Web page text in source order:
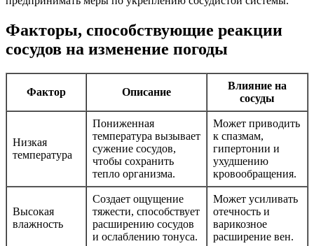
Факторы, способствующие реакции
сосудов на изменение погоды
Фактор Описание
Влияние на
сосуды
Низкая
температура
Пониженная
температура вызывает
сужение сосудов,
чтобы сохранить
тепло организма.
Может приводить
к спазмам,
гипертонии и
ухудшению
кровообращения.
Высокая
влажность
Создает ощущение
тяжести, способствует
расширению сосудов
и ослаблению тонуса.
Может усиливать
отечность и
варикозное
расширение вен.